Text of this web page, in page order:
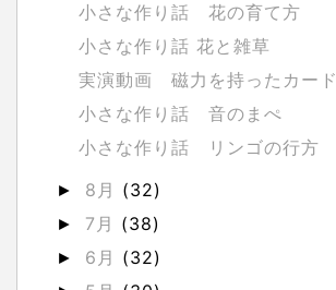
小さな作り話 花の育て方
小さな作り話 花と雑草
実演動画 磁力を持ったカード
小さな作り話 音のまぺ
小さな作り話 リンゴの行方
► 8月 (32)
► 7月 (38)
► 6月 (32)